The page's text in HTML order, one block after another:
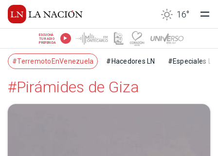
16°
ESCUCHÁ
TU RADIO
PREFERIDA
#TerremotoEnVenezuela #Hacedores LN #Especiales LN
#Pirámides de Giza